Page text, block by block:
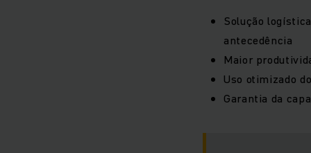
Solução
antecedência
Maior
Uso otimizado
Garantia da